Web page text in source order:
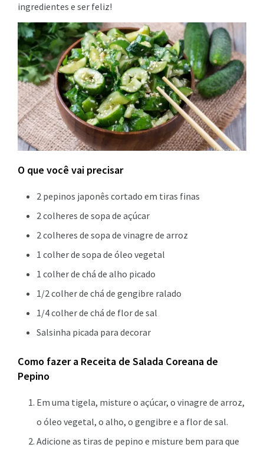
ingredientes e ser feliz!
O que você vai precisar
2 pepinos japonês cortado em tiras finas
2 colheres de sopa de açúcar
2 colheres de sopa de vinagre de arroz
1 colher de sopa de óleo vegetal
1 colher de chá de alho picado
1/2 colher de chá de gengibre ralado
1/4 colher de chá de flor de sal
Salsinha picada para decorar
Como fazer a Receita de Salada Coreana de
Pepino
Em uma tigela, misture o açúcar, o vinagre de arroz,
o óleo vegetal, o alho, o gengibre e a flor de sal.
Adicione as tiras de pepino e misture bem para que